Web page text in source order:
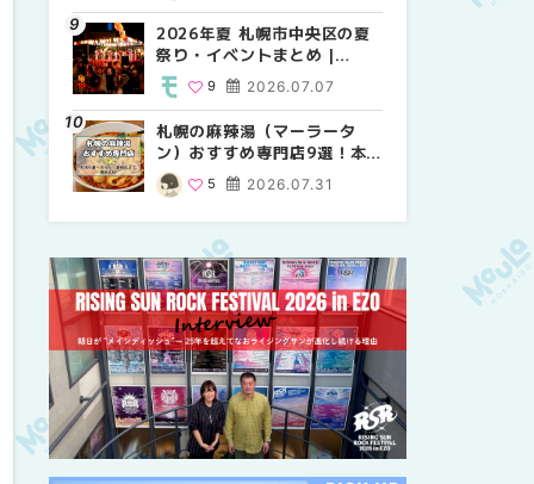
2026年夏 札幌市中央区の夏
祭り・イベントまとめ |
MouLa HOKKAIDO
2026.07.07
9
札幌の麻辣湯（マーラータ
ン）おすすめ専門店9選！本
場の量り売りから最新店まで
徹底比較 | MouLa
2026.07.31
5
2026年夏 札幌市中央区の夏
祭り・イベントまとめ |
9
2026年夏 恵庭市・千歳市の
夏祭り・イベントまとめ |
9
【新千歳空港】新カードラウ
ンジが開業。「SUPER
ラウンジアネックス）」をご
紹介！！ | MouLa
HOKKAIDO
18
2026年夏 札幌市南区の夏祭
り・イベントまとめ |
8